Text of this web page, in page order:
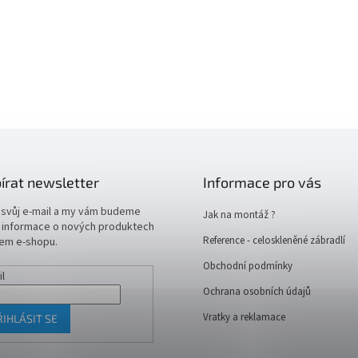
newsletter
e-mail a my vám budeme
o nových produktech
e-shopu.
SE
Informace pro vás
Jak na montáž ?
Reference - celoskleněné zábradlí
Obchodní podmínky
Ochrana osobních údajů
Vratky a reklamace